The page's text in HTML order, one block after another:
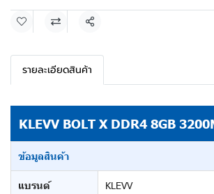
แชร์
รายละเอียดสินค้า
KLEVV BOLT X DDR4 8GB
ข้อมูลสินค้า
แบรนด์ KLEVV